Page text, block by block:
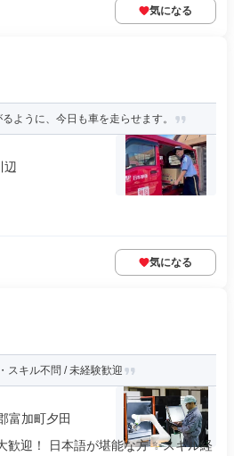
気になる
ように、今日も車を走らせます。
気になる
スキル不問 / 未経験歓迎
富加町夕田
歓迎！ 日本語が堪能な方 ✨スキル経